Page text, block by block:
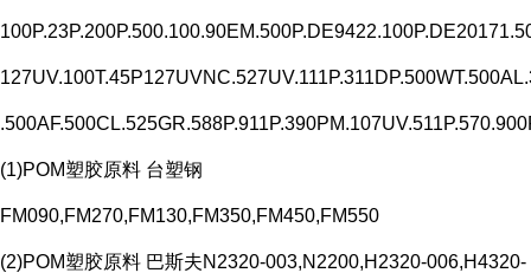
(1)POM塑胶原料 台塑钢
FM090,FM270,FM130,FM350,FM450,FM550
(2)POM塑胶原料 巴斯夫N2320-003,N2200,H2320-006,H4320-